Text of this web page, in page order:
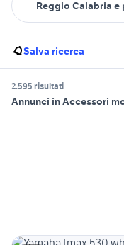
Salva ricerca
2.595 risultati
Annunci in Accessori